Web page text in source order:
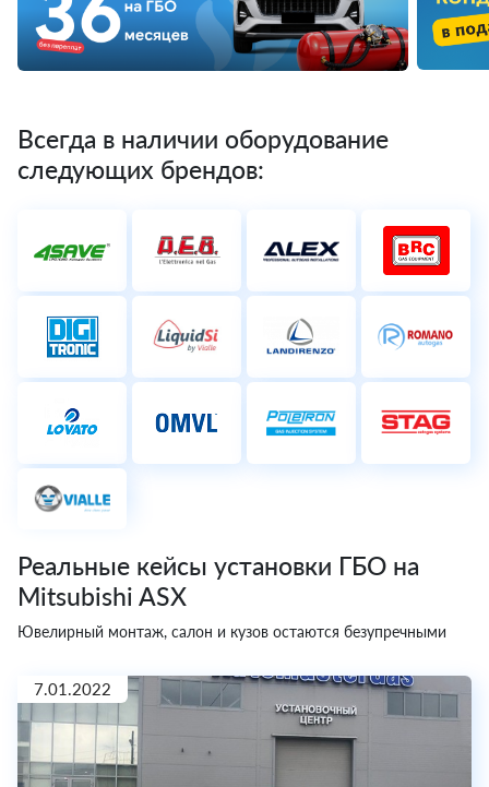
Всегда в наличии оборудование
следующих брендов:
Реальные кейсы установки ГБО на
Mitsubishi ASX
Ювелирный монтаж, салон и кузов остаются безупречными
7.01.2022